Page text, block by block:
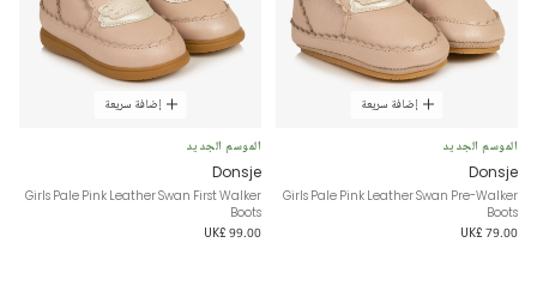
إضافة سريعة
الموسم الجديد
Donsje
Girls Pale Pink Leather Swan Pre-Walker
Boots
UK£ 79.00
إضافة سريعة
الموسم الجديد
Donsje
Girls Pale Pink Leather Swan First Walker
Boots
UK£ 99.00